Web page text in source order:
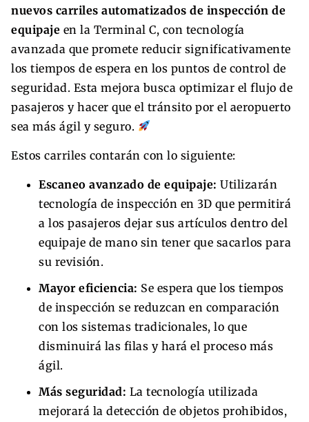
nuevos carriles automatizados de inspección de
equipaje en la Terminal C, con tecnología
avanzada que promete reducir significativamente
los tiempos de espera en los puntos de control de
seguridad. Esta mejora busca optimizar el flujo de
pasajeros y hacer que el tránsito por el aeropuerto
sea más ágil y seguro.
Estos carriles contarán con lo siguiente:
Escaneo avanzado de equipaje: Utilizarán
tecnología de inspección en 3D que permitirá
a los pasajeros dejar sus artículos dentro del
equipaje de mano sin tener que sacarlos para
su revisión.
Mayor eficiencia: Se espera que los tiempos
de inspección se reduzcan en comparación
con los sistemas tradicionales, lo que
disminuirá las filas y hará el proceso más
ágil.
Más seguridad: La tecnología utilizada
mejorará la detección de objetos prohibidos,